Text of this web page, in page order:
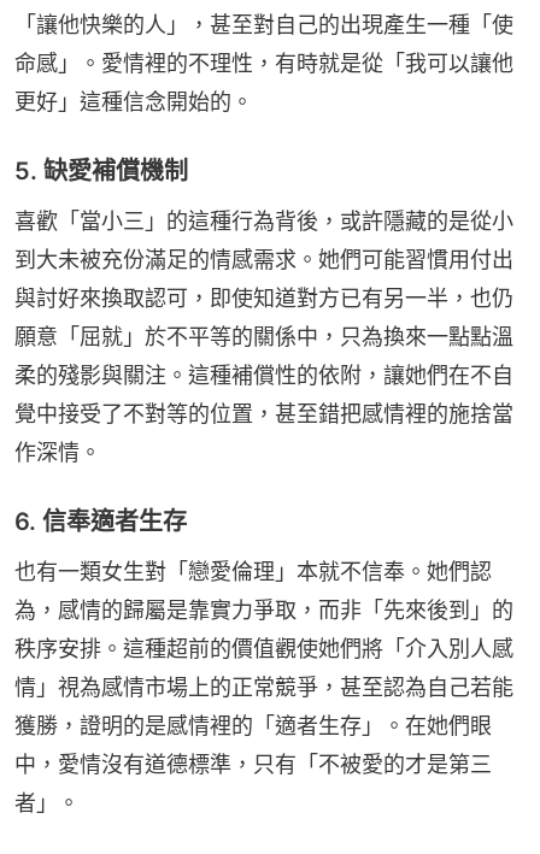
「讓他快樂的人」，甚至對自己的出現產生一種「使
命感」。愛情裡的不理性，有時就是從「我可以讓他
更好」這種信念開始的。
5. 缺愛補償機制
喜歡「當小三」的這種行為背後，或許隱藏的是從小
到大未被充份滿足的情感需求。她們可能習慣用付出
與討好來換取認可，即使知道對方已有另一半，也仍
願意「屈就」於不平等的關係中，只為換來一點點溫
柔的殘影與關注。這種補償性的依附，讓她們在不自
覺中接受了不對等的位置，甚至錯把感情裡的施捨當
作深情。
6. 信奉適者生存
也有一類女生對「戀愛倫理」本就不信奉。她們認
為，感情的歸屬是靠實力爭取，而非「先來後到」的
秩序安排。這種超前的價值觀使她們將「介入別人感
情」視為感情市場上的正常競爭，甚至認為自己若能
獲勝，證明的是感情裡的「適者生存」。在她們眼
中，愛情沒有道德標準，只有「不被愛的才是第三
者」。